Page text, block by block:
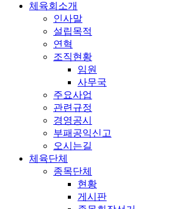
체육회소개
인사말
설립목적
연혁
조직현황
임원
사무국
주요사업
관련규정
경영공시
부패공익신고
오시는길
체육단체
종목단체
현황
게시판